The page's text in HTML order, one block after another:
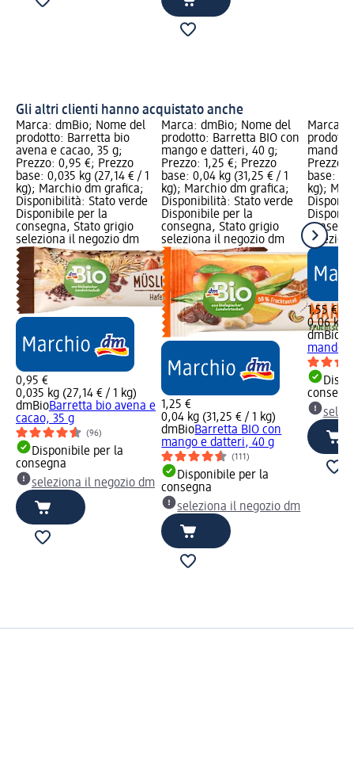
Gli altri clienti hanno acquistato anche
Marca: dmBio; Nome del
prodotto: Barretta bio
avena e cacao, 35 g;
Prezzo: 0,95 €; Prezzo
base: 0,035 kg (27,14 € / 1
kg); Marchio dm grafica;
Disponibilità: Stato verde
Disponibile per la
consegna, Stato grigio
seleziona il negozio dm
0,95 €
0,035 kg (27,14 € / 1 kg)
dmBioBarretta bio avena e
cacao, 35 g
(96)
Disponibile per la
consegna
seleziona il negozio dm
Marca: dmBio; Nome del
prodotto: Barretta BIO con
mango e datteri, 40 g;
Prezzo: 1,25 €; Prezzo
base: 0,04 kg (31,25 € / 1
kg); Marchio dm grafica;
Disponibilità: Stato verde
Disponibile per la
consegna, Stato grigio
seleziona il negozio dm
1,25 €
0,04 kg (31,25 € / 1 kg)
dmBioBarretta BIO con
mango e datteri, 40 g
(111)
Disponibile per la
consegna
seleziona il negozio dm
Marca:
Prezzo:
base:
kg);
1,55 €
0,06 kg
dmBio